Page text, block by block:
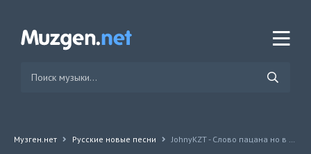
Музген.нет Русские новые песни JohnyKZT - Слово пацана но в нём страх и боль